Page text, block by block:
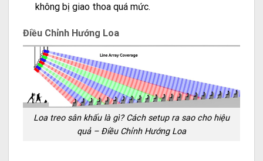
không bị giao thoa quá mức.
Điều Chỉnh Hướng Loa
Loa treo sân khấu là gì? Cách setup ra sao cho hiệu
quả – Điều Chỉnh Hướng Loa